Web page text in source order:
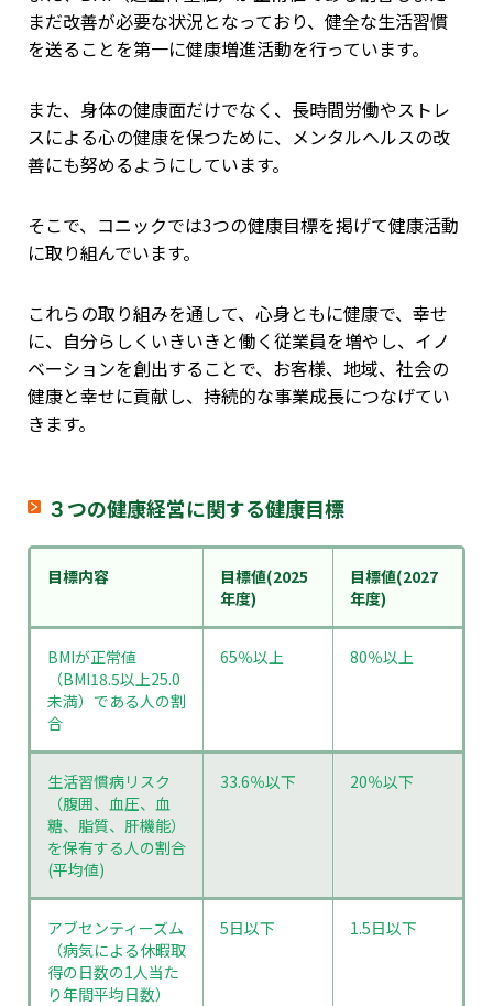
まだ改善が必要な状況となっており、健全な生活習慣
を送ることを第一に健康増進活動を行っています。
また、身体の健康面だけでなく、長時間労働やストレ
スによる心の健康を保つために、メンタルヘルスの改
善にも努めるようにしています。
そこで、コニックでは3つの健康目標を掲げて健康活動
に取り組んでいます。
これらの取り組みを通して、心身ともに健康で、幸せ
に、自分らしくいきいきと働く従業員を増やし、イノ
ベーションを創出することで、お客様、地域、社会の
健康と幸せに貢献し、持続的な事業成長につなげてい
きます。
３つの健康経営に関する健康目標
目標内容 目標値(2025
年度)
目標値(2027
年度)
BMIが正常値
（BMI18.5以上25.0
未満）である人の割
合
65％以上 80％以上
生活習慣病リスク
（腹囲、血圧、血
糖、脂質、肝機能）
を保有する人の割合
(平均値)
33.6％以下 20％以下
アブセンティーズム
（病気による休暇取
得の日数の1人当た
り年間平均日数）
5日以下 1.5日以下